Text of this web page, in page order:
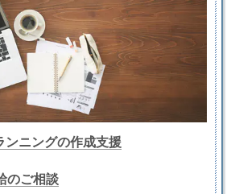
ンニングの作成支援
のご相談